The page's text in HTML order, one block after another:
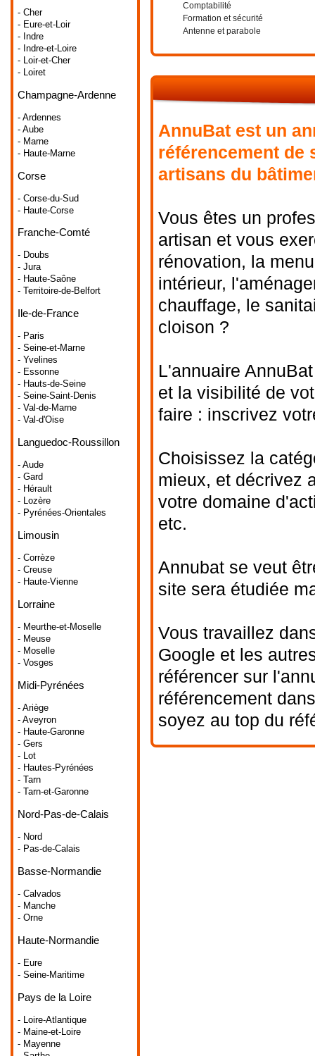
- Cher
- Eure-et-Loir
- Indre
- Indre-et-Loire
- Loir-et-Cher
- Loiret
Champagne-Ardenne
- Ardennes
- Aube
- Marne
- Haute-Marne
Corse
- Corse-du-Sud
- Haute-Corse
Franche-Comté
- Doubs
- Jura
- Haute-Saône
- Territoire-de-Belfort
Ile-de-France
- Paris
- Seine-et-Marne
- Yvelines
- Essonne
- Hauts-de-Seine
- Seine-Saint-Denis
- Val-de-Marne
- Val-d'Oise
Languedoc-Roussillon
- Aude
- Gard
- Hérault
- Lozère
- Pyrénées-Orientales
Limousin
- Corrèze
- Creuse
- Haute-Vienne
Lorraine
- Meurthe-et-Moselle
- Meuse
- Moselle
- Vosges
Midi-Pyrénées
- Ariège
- Aveyron
- Haute-Garonne
- Gers
- Lot
- Hautes-Pyrénées
- Tarn
- Tarn-et-Garonne
Nord-Pas-de-Calais
- Nord
- Pas-de-Calais
Basse-Normandie
- Calvados
- Manche
- Orne
Haute-Normandie
- Eure
- Seine-Maritime
Pays de la Loire
- Loire-Atlantique
- Maine-et-Loire
- Mayenne
Comptabilité
Formation et sécurité
Antenne et parabole
AnnuBat est un
référencement de
artisans du
Vous êtes un
artisan et vous
rénovation, la
intérieur,
chauffage, le
cloison ?
L'annuaire
et la visibilité de
faire : inscrivez
Choisissez la
mieux, et décrivez
votre domaine
etc.
Annubat se veut
site sera étudiée
Vous travaillez
Google et les
référencer sur
référencement
soyez au top du